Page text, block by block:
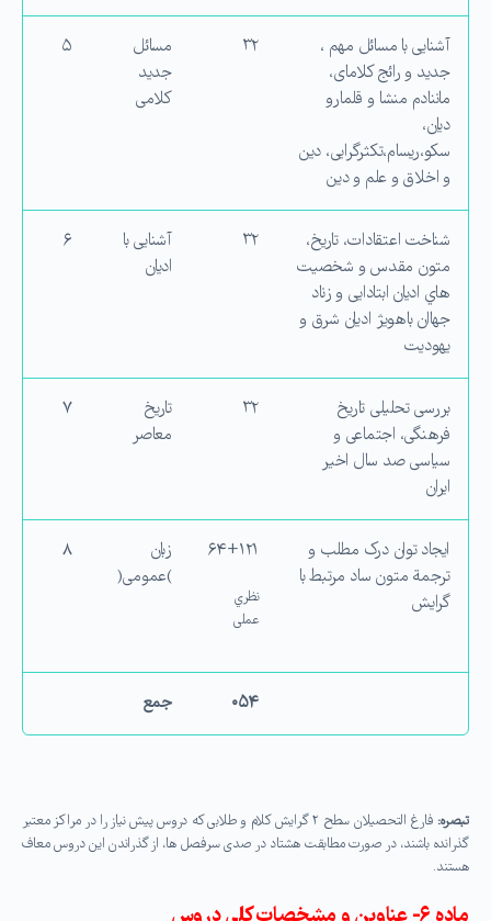
آشنایی با مسائل مهم ،
جدید و رائج كلامای،
ماننادم منشا و قلمارو
دیان،
سكو،ریسام،تكثرگرایی، دین
و اخلاق و علم و دین
مسائل
جدید
كلامی
شناخت اعتقادات، تاریخ،
متون مقدس و شخصیت
هاي ادیان ابتادایی و زناد
جهاان باهویژ ادیان شرق و
یهودیت
آشنایی با
ادیان
بررسی تحلیلی تاریخ
فرهنگی، اجتماعی و
سیاسی صد سال اخیر
ایران
تاریخ
معاصر
ایجاد توان درک مطلب و
ترجمة متون ساد مرتبط با
گرایش
نظري
عملی
زبان
)عمومی(
جمع
تبصره:
فارغ التحصیلان سطح ۲ گرایش کلام و طلابی که دروس پیش نیاز را در مراکز معتبر
گذرانده باشند، در صورت مطابقت هشتاد در صدی سرفصل ها، از گذراندن این دروس معاف
هستند.